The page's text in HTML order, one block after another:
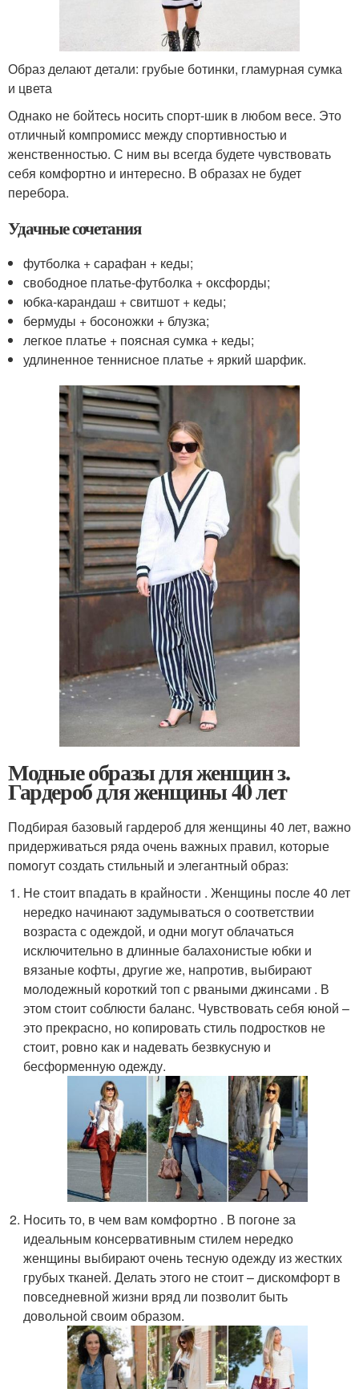
Образ делают детали: грубые ботинки, гламурная сумка
и цвета
Однако не бойтесь носить спорт-шик в любом весе. Это
отличный компромисс между спортивностью и
женственностью. С ним вы всегда будете чувствовать
себя комфортно и интересно. В образах не будет
перебора.
Удачные сочетания
футболка + сарафан + кеды;
свободное платье-футболка + оксфорды;
юбка-карандаш + свитшот + кеды;
бермуды + босоножки + блузка;
легкое платье + поясная сумка + кеды;
удлиненное теннисное платье + яркий шарфик.
Модные образы для женщин з.
Гардероб для женщины 40 лет
Подбирая базовый гардероб для женщины 40 лет, важно
придерживаться ряда очень важных правил, которые
помогут создать стильный и элегантный образ:
Не стоит впадать в крайности . Женщины после 40 лет
нередко начинают задумываться о соответствии
возраста с одеждой, и одни могут облачаться
исключительно в длинные балахонистые юбки и
вязаные кофты, другие же, напротив, выбирают
молодежный короткий топ с рваными джинсами . В
этом стоит соблюсти баланс. Чувствовать себя юной –
это прекрасно, но копировать стиль подростков не
стоит, ровно как и надевать безвкусную и
бесформенную одежду.
Носить то, в чем вам комфортно . В погоне за
идеальным консервативным стилем нередко
женщины выбирают очень тесную одежду из жестких
грубых тканей. Делать этого не стоит – дискомфорт в
повседневной жизни вряд ли позволит быть
довольной своим образом.